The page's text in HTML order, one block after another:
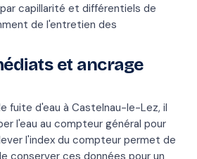
capillarité et différentiels de
de l'entretien des
et ancrage
fuite d'eau à Castelnau-le-Lez, il
l'eau au compteur général pour
l'index du compteur permet de
conserver ces données pour un